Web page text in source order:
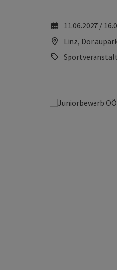
11.06.2027 /
Linz,